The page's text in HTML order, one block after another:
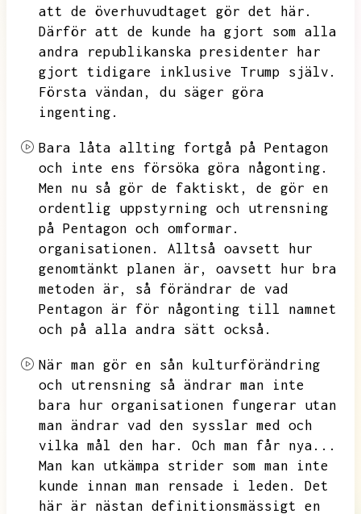
att de överhuvudtaget gör det här.
Därför att de kunde ha gjort som alla
andra republikanska presidenter har
gjort tidigare inklusive Trump själv.
Första vändan,
du säger göra
ingenting.
Bara låta allting fortgå på Pentagon
och inte ens försöka göra någonting.
Men nu så gör de faktiskt,
de gör en
ordentlig uppstyrning och utrensning
på Pentagon och omformar.
organisationen.
Alltså oavsett hur
genomtänkt planen är,
oavsett hur bra
metoden är,
så förändrar de vad
Pentagon är för någonting till namnet
och på alla andra sätt också.
När man gör en sån kulturförändring
och utrensning så ändrar man inte
bara hur organisationen fungerar utan
man ändrar vad den sysslar med och
vilka mål den har.
Och man får nya...
Man kan utkämpa strider som man inte
kunde innan man rensade i leden.
Det
här är nästan definitionsmässigt en